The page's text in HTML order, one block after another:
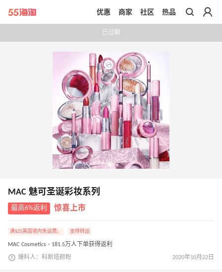
带你去官网买正品
优惠 商家 社区 热品
已过期
MAC 魅可圣诞彩妆系列
最高6%返利 惊喜上市
满$25美国境内免运费。 支持转运
MAC Cosmetics · 181.5万人下单获得返利
爆料人：科斯塔颜粉 2020年10月22日